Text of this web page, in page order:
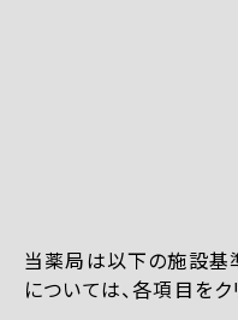
当薬局は以下の施設基
については、各項目をク